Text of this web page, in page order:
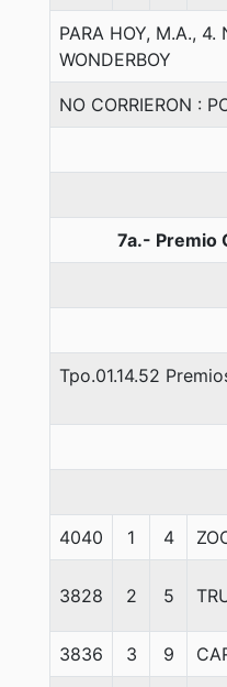
PARA HOY, M.A., 4.
WONDERBOY
NO CORRIERON :
7a.- Premio
Tpo.01.14.52
4040 1 4
3828 2 5
3836 3 9